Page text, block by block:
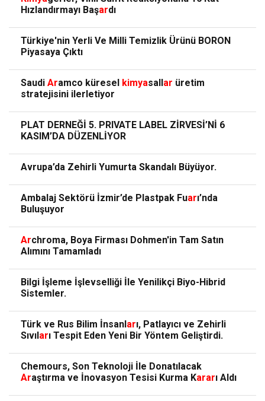
Hızlandırmayı Başardı
Türkiye'nin Yerli Ve Milli Temizlik Ürünü BORON
Piyasaya Çıktı
Saudi Aramco küresel kimyasall ar üretim
stratejisini ilerletiyor
PLAT DERNEĞİ 5. PRIVATE LABEL ZİRVESİ’Nİ 6
KASIM’DA DÜZENLİYOR
Avrupa’da Zehirli Yumurta Skandalı Büyüyor.
Ambalaj Sektörü İzmir’de Plastpak Fuarı’nda
Buluşuyor
Archroma, Boya Firması Dohmen'in Tam Satın
Alımını Tamamladı
Bilgi İşleme İşlevselliği İle Yenilikçi Biyo-Hibrid
Sistemler.
Türk ve Rus Bilim İnsanl arı, Patlayıcı ve Zehirli
Sıvıl arı Tespit Eden Yeni Bir Yöntem Geliştirdi.
Chemours, Son Teknoloji İle Donatılacak
Araştırma ve İnovasyon Tesisi Kurma Kararı Aldı